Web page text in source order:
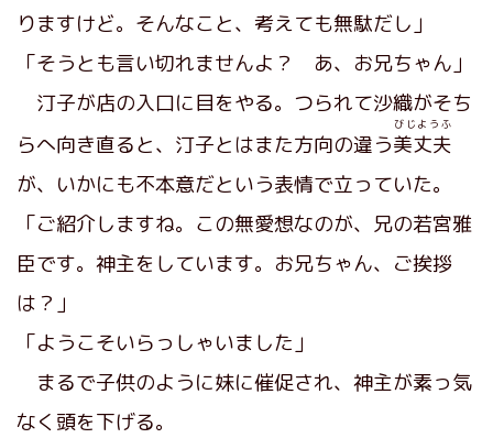
りますけど。そんなこと、考えても無駄だし」
「そうとも言い切れませんよ？ あ、お兄ちゃん」
汀子が店の入口に目をやる。つられて沙織がそち
らへ向き直ると、汀子とはまた方向の違う美丈夫
びじようふ
が、いかにも不本意だという表情で立っていた。
「ご紹介しますね。この無愛想なのが、兄の若宮雅
臣です。神主をしています。お兄ちゃん、ご挨拶
は？」
「ようこそいらっしゃいました」
まるで子供のように妹に催促され、神主が素っ気
なく頭を下げる。